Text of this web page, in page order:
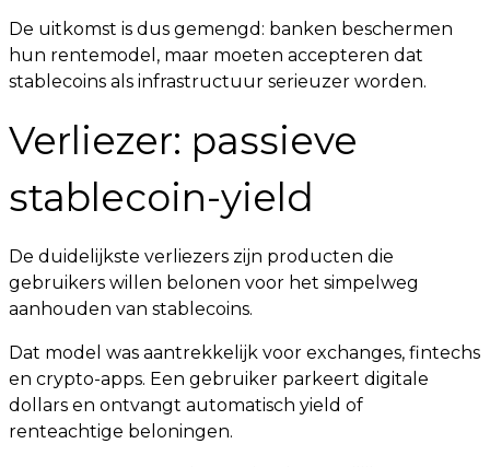
De uitkomst is dus gemengd: banken beschermen
hun rentemodel, maar moeten accepteren dat
stablecoins als infrastructuur serieuzer worden.
Verliezer: passieve
stablecoin-yield
De duidelijkste verliezers zijn producten die
gebruikers willen belonen voor het simpelweg
aanhouden van stablecoins.
Dat model was aantrekkelijk voor exchanges, fintechs
en crypto-apps. Een gebruiker parkeert digitale
dollars en ontvangt automatisch yield of
renteachtige beloningen.